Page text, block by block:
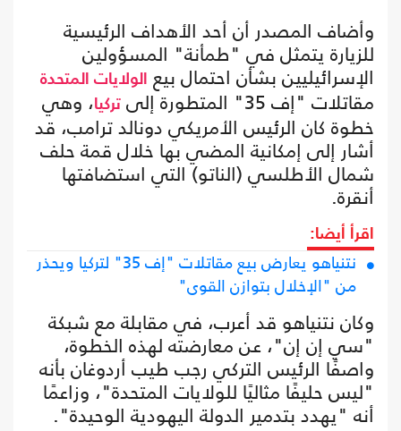
وأضاف المصدر أن أحد الأهداف الرئيسية
للزيارة يتمثل في "طمأنة" المسؤولين
الإسرائيليين بشأن احتمال بيع الولايات المتحدة
مقاتلات "إف 35" المتطورة إلى تركيا، وهي
خطوة كان الرئيس الأمريكي دونالد ترامب، قد
أشار إلى إمكانية المضي بها خلال قمة حلف
شمال الأطلسي (الناتو) التي استضافتها
أنقرة.
اقرأ أيضا:
نتنياهو يعارض بيع مقاتلات "إف 35" لتركيا ويحذر
من "الإخلال بتوازن القوى"
وكان نتنياهو قد أعرب، في مقابلة مع شبكة
"سي إن إن"، عن معارضته لهذه الخطوة،
واصفًا الرئيس التركي رجب طيب أردوغان بأنه
"ليس حليفًا مثاليًا للولايات المتحدة"، وزاعمًا
أنه "يهدد بتدمير الدولة اليهودية الوحيدة".